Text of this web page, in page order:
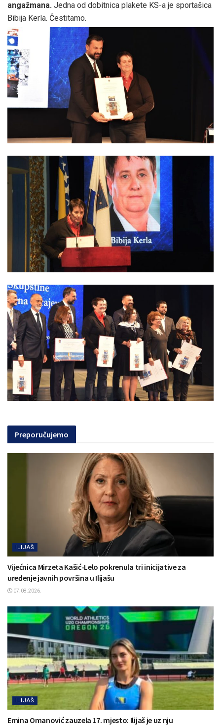
angažmana. Jedna od dobitnica plakete KS-a je sportašica
Bibija Kerla. Čestitamo.
Preporučujemo
ILIJAŠ
Vijećnica Mirzeta Kašić-Lelo pokrenula tri inicijative za
uređenje javnih površina u Ilijašu
07.08.2026.
ILIJAŠ
Emina Omanović zauzela 17. mjesto: Ilijaš je uz nju